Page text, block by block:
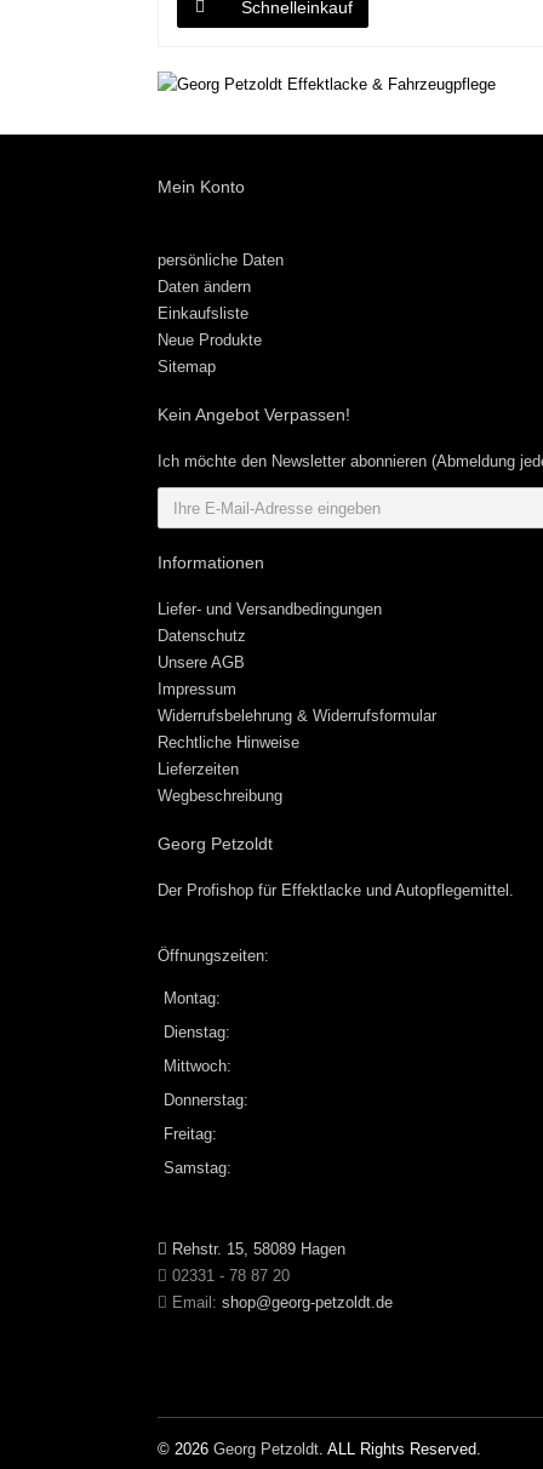
Schnelleinkauf
Mein Konto
persönliche Daten
Daten ändern
Einkaufsliste
Neue Produkte
Sitemap
Kein Angebot Verpassen!
Ich möchte den Newsletter abonnieren (Abmeldung
Informationen
Liefer- und Versandbedingungen
Datenschutz
Unsere AGB
Impressum
Widerrufsbelehrung & Widerrufsformular
Rechtliche Hinweise
Lieferzeiten
Wegbeschreibung
Georg Petzoldt
Der Profishop für Effektlacke und Autopflegemittel .
Öffnungszeiten:
Montag:
Dienstag:
Mittwoch:
Donnerstag:
Freitag:
Samstag:
Rehstr. 15, 58089 Hagen
02331 - 78 87 20
Email: shop@georg-petzoldt.de
© 2026 Georg Petzoldt . ALL Rights Reserved.